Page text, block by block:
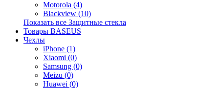
Motorola (4)
Blackview (10)
Показать все Защитные стекла
Товары BASEUS
Чехлы
iPhone (1)
Xiaomi (0)
Samsung (0)
Meizu (0)
Huawei (0)